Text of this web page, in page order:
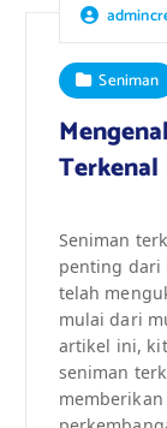
Seniman
Seniman
penting dari
telah
mulai dari
artikel ini,
seniman